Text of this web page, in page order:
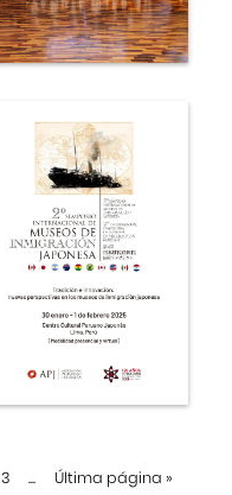
3 ... Última página »